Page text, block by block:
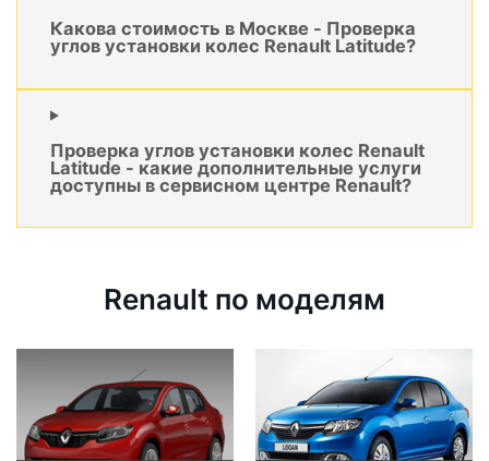
Какова стоимость в Москве - Проверка
углов установки колес Renault Latitude?
Проверка углов установки колес Renault
Latitude - какие дополнительные услуги
доступны в сервисном центре Renault?
Renault по моделям